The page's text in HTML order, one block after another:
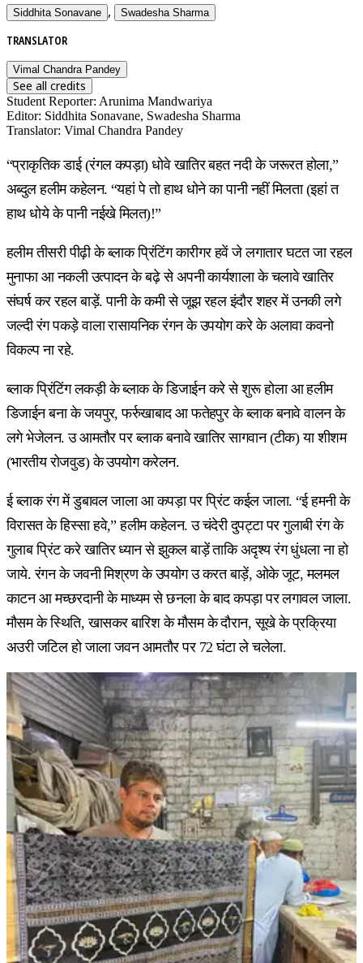
Siddhita Sonavane , Swadesha Sharma
TRANSLATOR
Vimal Chandra Pandey
See all credits
Student Reporter: Arunima Mandwariya
Editor: Siddhita Sonavane, Swadesha Sharma
Translator: Vimal Chandra Pandey
“प्राकृतिक डाई (रंगल कपड़ा) धोवे खातिर बहत नदी के जरूरत होला,”
अब्दुल हलीम कहेलन. “यहां पे तो हाथ धोने का पानी नहीं मिलता (इहां त
हाथ धोये के पानी नईखे मिलत)!”
हलीम तीसरी पीढ़ी के ब्लाक प्रिंटिंग कारीगर हवें जे लगातार घटत जा रहल
मुनाफा आ नकली उत्पादन के बढ़े से अपनी कार्यशाला के चलावे खातिर
संघर्ष कर रहल बाड़ें. पानी के कमी से जूझ रहल इंदौर शहर में उनकी लगे
जल्दी रंग पकड़े वाला रासायनिक रंगन के उपयोग करे के अलावा कवनो
विकल्प ना रहे.
ब्लाक प्रिंटिंग लकड़ी के ब्लाक के डिजाईन करे से शुरू होला आ हलीम
डिजाईन बना के जयपुर, फर्रुखाबाद आ फतेहपुर के ब्लाक बनावे वालन के
लगे भेजेलन. उ आमतौर पर ब्लाक बनावे खातिर सागवान (टीक) या शीशम
(भारतीय रोजवुड) के उपयोग करेलन.
ई ब्लाक रंग में डुबावल जाला आ कपड़ा पर प्रिंट कईल जाला. “ई हमनी के
विरासत के हिस्सा हवे,” हलीम कहेलन. उ चंदेरी दुपट्टा पर गुलाबी रंग के
गुलाब प्रिंट करे खातिर ध्यान से झुकल बाड़ें ताकि अदृश्य रंग धुंधला ना हो
जाये. रंगन के जवनी मिश्रण के उपयोग उ करत बाड़ें, ओके जूट, मलमल
काटन आ मच्छरदानी के माध्यम से छनला के बाद कपड़ा पर लगावल जाला.
मौसम के स्थिति, खासकर बारिश के मौसम के दौरान, सूखे के प्रक्रिया
अउरी जटिल हो जाला जवन आमतौर पर 72 घंटा ले चलेला.